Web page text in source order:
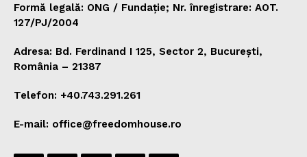
Formă legală: ONG / Fundație; Nr. înregistrare: AOT.
127/PJ/2004
Adresa: Bd. Ferdinand I 125, Sector 2, București,
România – 21387
Telefon: +40.743.291.261
E-mail: office@freedomhouse.ro